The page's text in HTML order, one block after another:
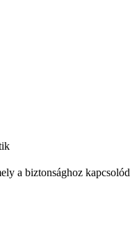
a biztonsághoz